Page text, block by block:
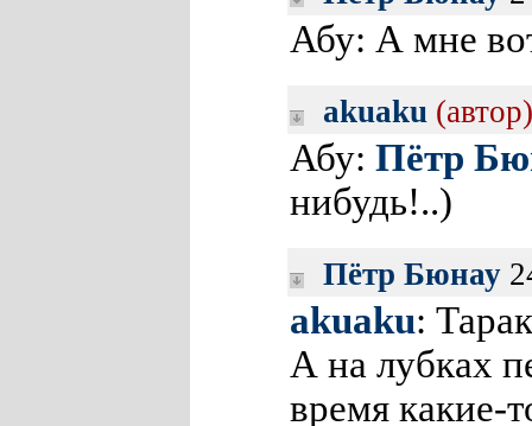
Абу: А мне
akuaku (автор)
Абу: Пётр
нибудь!..)
Пётр Бюнау
akuaku:
А на лубках
время какие-